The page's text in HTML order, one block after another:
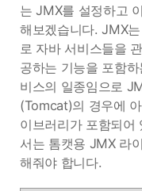
는 JMX를 설정하고
해보겠습니다. JMX
로 자바 서비스들을
공하는 기능을 포함
비스의 일종임으로
(Tomcat)의 경우에
이브러리가 포함되어
서는 톰캣용 JMX 라
해줘야 합니다.